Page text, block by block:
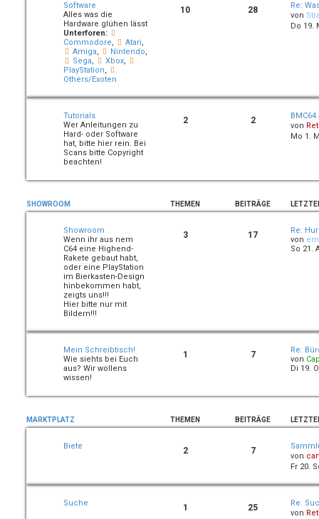
Software
Alles was die
Hardware glühen lässt
Unterforen:
Commodore, Atari,
Amiga, Nintendo,
Sega, Xbox,
PlayStation,
Others/Exoten
10 28
Re:
von
Do 19.
Tutorials
Wer Anleitungen zu
Hard- oder Software
hat, bitte hier rein. Bei
Scans bitte Copyright
beachten!
2 2
von
Mo 1.
SHOWROOM THEMEN BEITRÄGE
Showroom
Wenn ihr aus nem
C64 eine Highend-
Rakete gebaut habt,
oder eine PlayStation
im Bierkasten-Design
hinbekommen habt,
zeigts uns!!!
Hier bitte nur mit
Bildern!!!
3 17
Re:
von
So 21.
Mein Schreibtisch!
Wie siehts bei Euch
aus? Wir wollens
wissen!
1 7
Re:
von
Di 19.
MARKTPLATZ THEMEN BEITRÄGE
Biete 2 7
von
Fr 20.
Suche 1 25
Re:
von